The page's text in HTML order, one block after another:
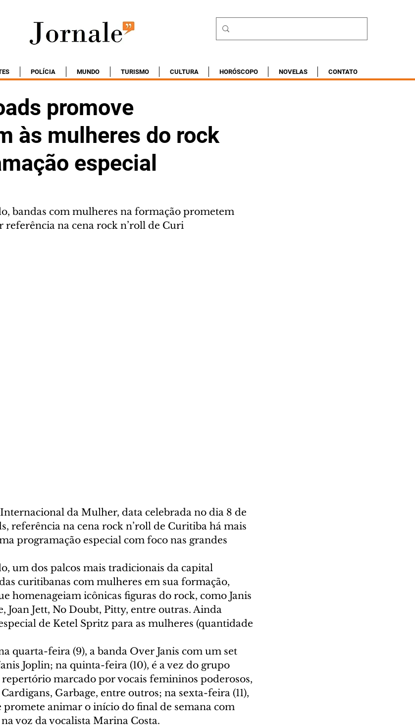
POLÍCIA MUNDO TURISMO CULTURA HORÓSCOPO NOVELAS CONTATO
promove
às mulheres do rock
especial
bandas com mulheres na formação prometem
na cena rock n’roll de Curi
da Mulher, data celebrada no dia 8 de
referência na cena rock n’roll de Curitiba há mais
programação especial com foco nas grandes
um dos palcos mais tradicionais da capital
curitibanas com mulheres em sua formação,
homenageiam icônicas figuras do rock, como Janis
Joan Jett, No Doubt, Pitty, entre outras. Ainda
de Ketel Spritz para as mulheres (quantidade
quarta-feira (9), a banda Over Janis com um set
Joplin; na quinta-feira (10), é a vez do grupo
marcado por vocais femininos poderosos,
Garbage, entre outros; na sexta-feira (11),
promete animar o início do final de semana com
voz da vocalista Marina Costa.